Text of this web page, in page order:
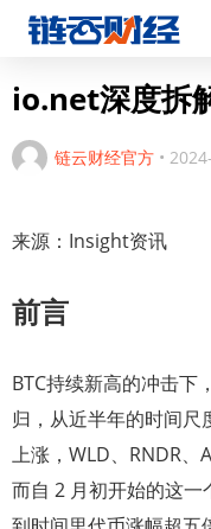
io.net深度拆
链云财经官方 •
来源：Insight资讯
前言
BTC持续新高的冲击下
归，从近半年的时间尺
上涨，WLD、RNDR、
而自 2 月初开始的这一